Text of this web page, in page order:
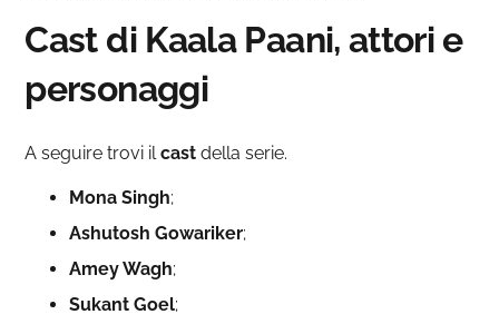
Cast di Kaala Paani, attori e
personaggi
A seguire trovi ilcast della serie.
Mona Singh;
Ashutosh Gowariker;
Amey Wagh;
Sukant Goel;